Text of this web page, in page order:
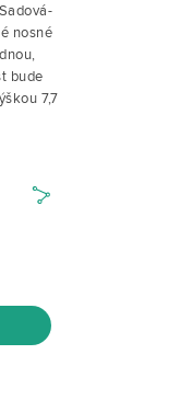
nosné
bude
7,7